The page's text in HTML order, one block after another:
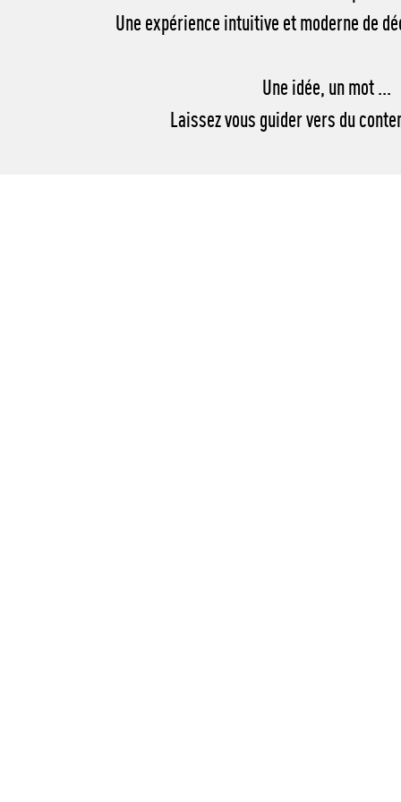
Une expérience intuitive et moderne de
Une idée, un mot ...
Laissez vous guider vers du